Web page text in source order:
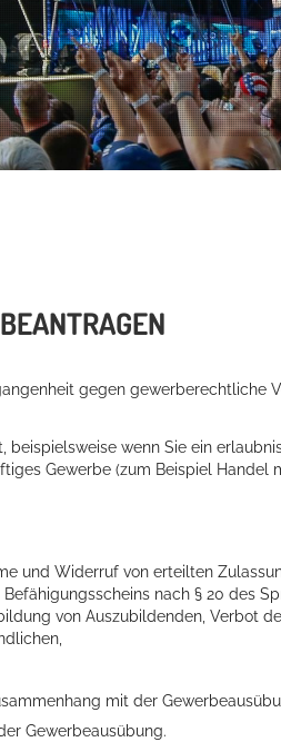
gegen gewerberechtliche
beispielsweise wenn Sie ein
Gewerbe (zum Beispiel Handel
und Widerruf von erteilten
nach § 20 des
von Auszubildenden, Verbot
mit der
Gewerbeausübung.